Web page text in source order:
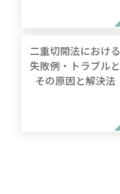
二重切開法における
失敗例・トラブルと
その原因と解決法